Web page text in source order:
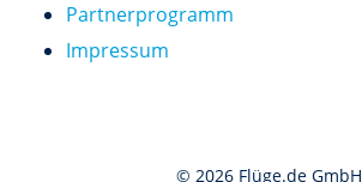
Partnerprogramm
Impressum
© 2026 Flüge.de GmbH